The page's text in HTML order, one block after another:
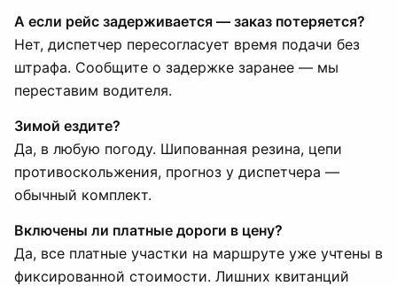
А если рейс задерживается — заказ потеряется?
Нет, диспетчер пересогласует время подачи без
штрафа. Сообщите о задержке заранее — мы
переставим водителя.
Зимой ездите?
Да, в любую погоду. Шипованная резина, цепи
противоскольжения, прогноз у диспетчера —
обычный комплект.
Включены ли платные дороги в цену?
Да, все платные участки на маршруте уже учтены в
фиксированной стоимости. Лишних квитанций